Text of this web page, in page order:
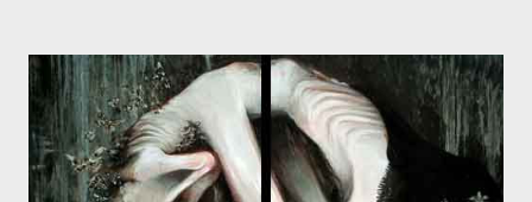
தனது இணையதளத்திலே தொடர்ந்து பதிவு செய்கிறார். உயிர்மை
இன்னும் சில வருடங்களுக்கு தனக்கு எதிராக எழுத்தாளர்களை ஏவி
விட்டபடி இருக்கும் என்று ஒரு அச்சத்தை வெளிப்படுத்தியபடி
இருக்கிறார். அவர் கடுமையான பாதுகாப்பின்மை மனநிலையில் உள்ளார்.